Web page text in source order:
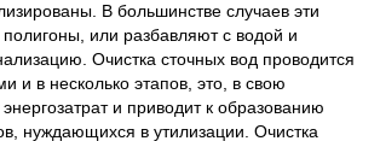
В большинстве случаев эти
полигоны, или разбавляют с водой и
Очистка сточных вод проводится
и в несколько этапов, это, в свою
и приводит к образованию
нуждающихся в утилизации. Очистка